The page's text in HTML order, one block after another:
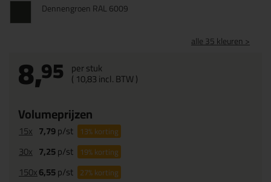
Dennengroen RAL 6009
alle 35 kleuren >
8,95 per stuk
( 10,83incl. BTW )
Volumeprijzen
15x 7,79p/st 13%korting
30x 7,25p/st 19%korting
150x6,55p/st 27%korting